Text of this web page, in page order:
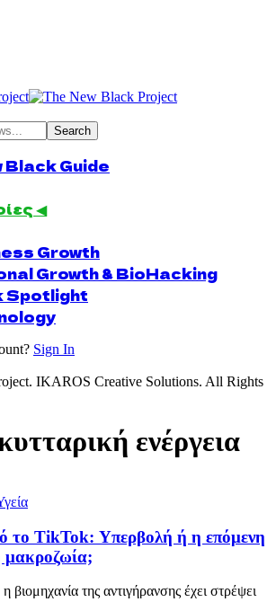
Black Guide
◀
Growth
Growth & BioHacking
Spotlight
Sign In
IKAROS Creative Solutions. All Rights
ενέργεια
το TikTok: Υπερβολή ή η επόμενη
μακροζωία;
βιομηχανία της αντιγήρανσης έχει στρέψει